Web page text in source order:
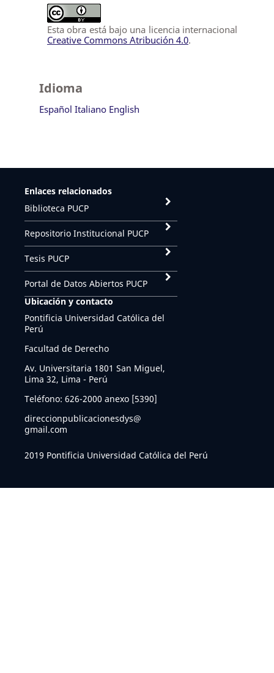
Esta obra está bajo una licencia internacional
Creative Commons Atribución 4.0.
Idioma
Español Italiano English
Enlaces relacionados
Biblioteca PUCP
Repositorio Institucional PUCP
Tesis PUCP
Portal de Datos Abiertos PUCP
Ubicación y contacto
Pontificia Universidad Católica del
Perú
Facultad de Derecho
Av. Universitaria 1801 San Miguel,
Lima 32, Lima - Perú
Teléfono: 626-2000 anexo [5390]
direccionpublicacionesdys@
gmail.com
2019 Pontificia Universidad Católica del Perú